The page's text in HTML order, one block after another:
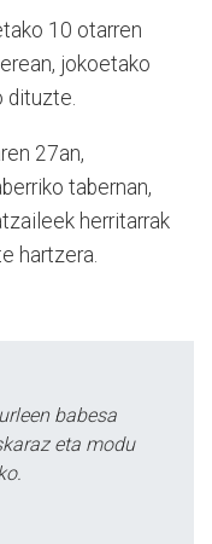
10 otarren
jokoetako
dituzte.
27an,
tabernan,
herritarrak
hartzera.
babesa
eta modu